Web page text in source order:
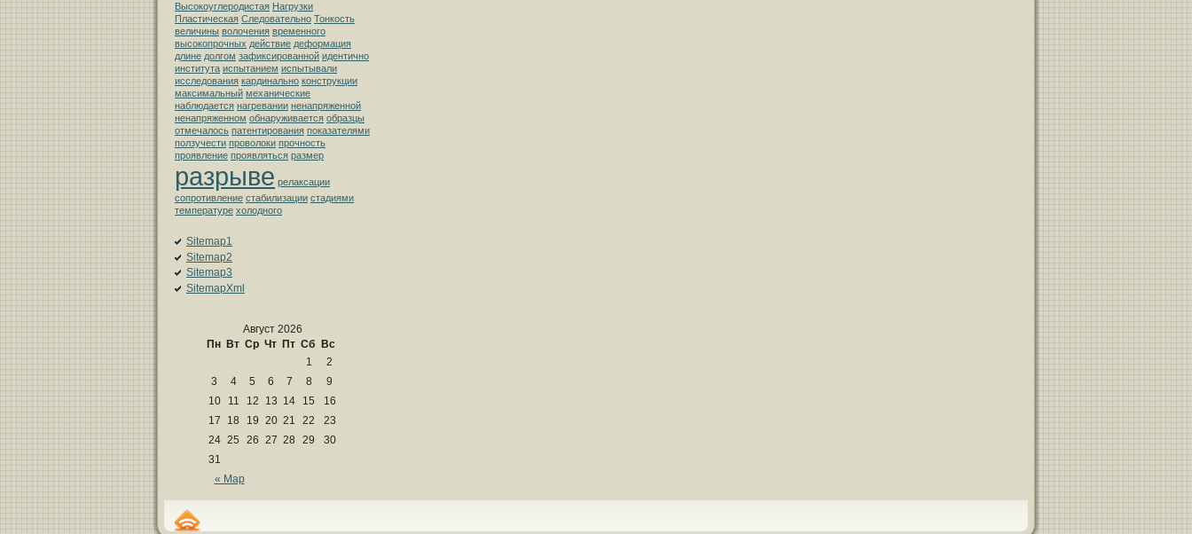
Высокоуглеродистая Нагрузки
Пластическая Следовательно Тонкость
величины волочения временного
высокопрочных действие деформация
длине долгом зафиксированной идентично
института испытанием испытывали
исследования кардинально конструкции
максимальный механические
наблюдается нагревании ненапряженной
ненапряженном обнаруживается образцы
отмечалось патентирования показателями
ползучести проволоки прочность
проявление проявляться размер
разрыве релаксации
сопротивление стабилизации стадиями
температуре холодного
Sitemap1
Sitemap2
Sitemap3
SitemapXml
Август 2026
Пн
Вт Ср Чт Пт Сб Вс
« Мар
1
2
3
4 5 6 7 8
9
10
11 12 13 14 15
16
17
18 19 20 21 22
23
24 25 26 27 28 29
30
31